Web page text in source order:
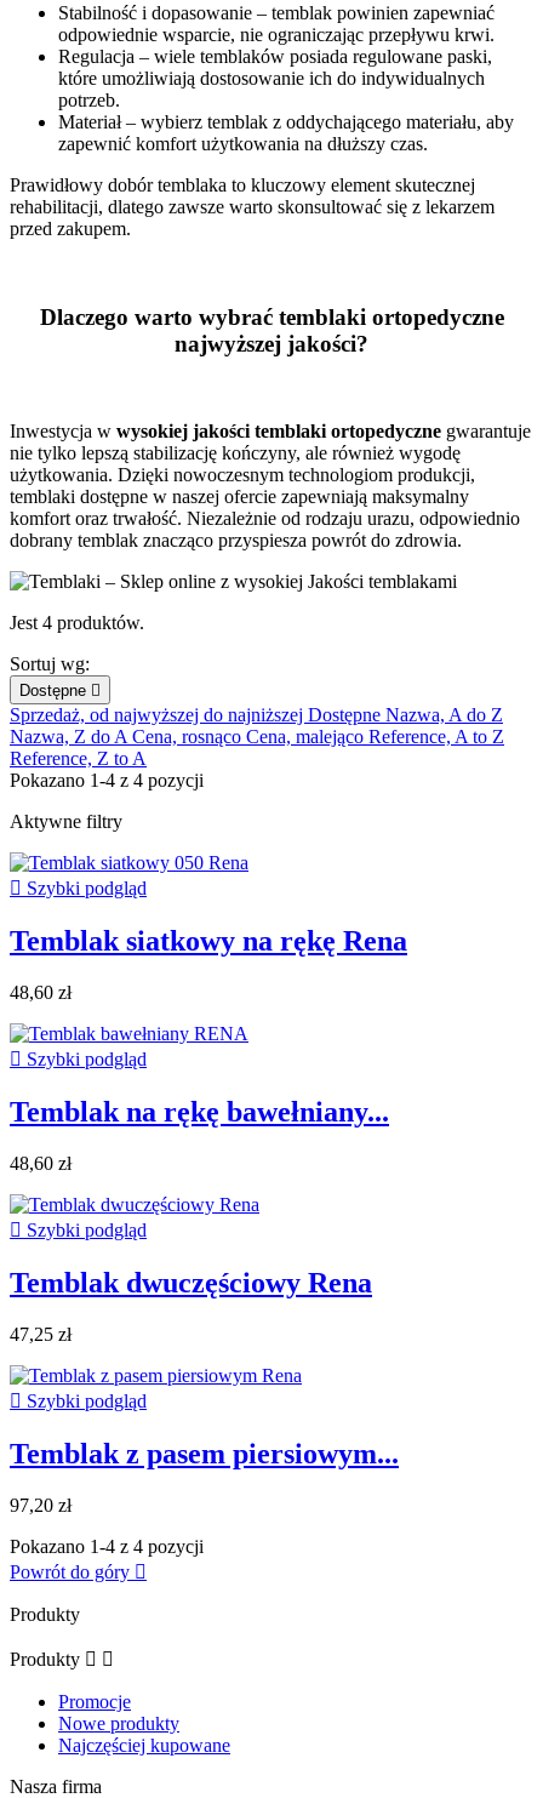
Stabilność i dopasowanie – temblak powinien zapewniać
odpowiednie wsparcie, nie ograniczając przepływu krwi.
Regulacja – wiele temblaków posiada regulowane paski,
które umożliwiają dostosowanie ich do indywidualnych
potrzeb.
Materiał – wybierz temblak z oddychającego materiału, aby
zapewnić komfort użytkowania na dłuższy czas.
Prawidłowy dobór temblaka to kluczowy element skutecznej
rehabilitacji, dlatego zawsze warto skonsultować się z lekarzem
przed zakupem.
Dlaczego warto wybrać temblaki ortopedyczne
najwyższej jakości?
Inwestycja w wysokiej jakości temblaki ortopedyczne gwarantuje
nie tylko lepszą stabilizację kończyny, ale również wygodę
użytkowania. Dzięki nowoczesnym technologiom produkcji,
temblaki dostępne w naszej ofercie zapewniają maksymalny
komfort oraz trwałość. Niezależnie od rodzaju urazu, odpowiednio
dobrany temblak znacząco przyspiesza powrót do zdrowia.
Jest 4 produktów.
Sortuj wg:
Dostępne 
Sprzedaż, od najwyższej do najniższej Dostępne Nazwa, A do Z
Nazwa, Z do A Cena, rosnąco Cena, malejąco Reference, A to Z
Reference, Z to A
Pokazano 1-4 z 4 pozycji
Aktywne filtry
 Szybki podgląd
Temblak siatkowy na rękę Rena
48,60 zł
 Szybki podgląd
Temblak na rękę bawełniany...
48,60 zł
 Szybki podgląd
Temblak dwuczęściowy Rena
47,25 zł
 Szybki podgląd
Temblak z pasem piersiowym...
97,20 zł
Pokazano 1-4 z 4 pozycji
Powrót do góry 
Produkty
Produkty  
Promocje
Nowe produkty
Najczęściej kupowane
Nasza firma